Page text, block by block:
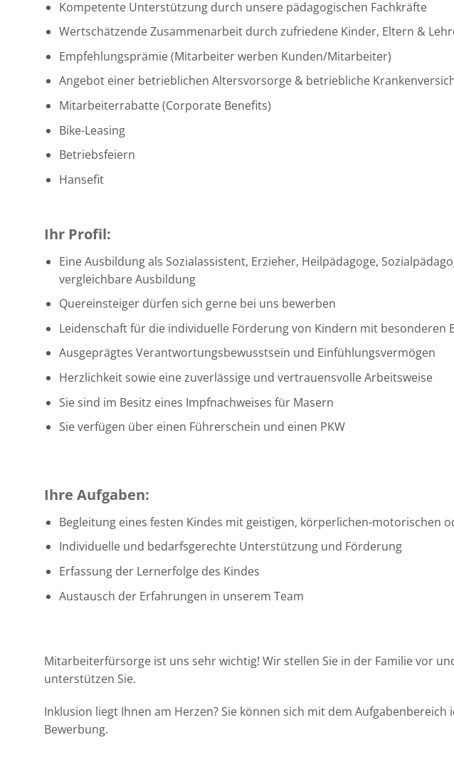
Kompetente Unterstützung durch unsere pädagogischen Fachkräfte
Wertschätzende Zusammenarbeit durch zufriedene Kinder, Eltern &
Empfehlungsprämie (Mitarbeiter werben Kunden/Mitarbeiter)
Angebot einer betrieblichen Altersvorsorge & betriebliche
Mitarbeiterrabatte (Corporate Benefits)
Bike-Leasing
Betriebsfeiern
Hansefit
Ihr Profil:
Eine Ausbildung als Sozialassistent, Erzieher, Heilpädagoge,
vergleichbare Ausbildung
Quereinsteiger dürfen sich gerne bei uns bewerben
Leidenschaft für die individuelle Förderung von Kindern mit besonderen
Ausgeprägtes Verantwortungsbewusstsein und Einfühlungsvermögen
Herzlichkeit sowie eine zuverlässige und vertrauensvolle Arbeitsweise
Sie sind im Besitz eines Impfnachweises für Masern
Sie verfügen über einen Führerschein und einen PKW
Ihre Aufgaben:
Begleitung eines festen Kindes mit geistigen, körperlichen-motorischen
Individuelle und bedarfsgerechte Unterstützung und Förderung
Erfassung der Lernerfolge des Kindes
Austausch der Erfahrungen in unserem Team
Mitarbeiterfürsorge ist uns sehr wichtig! Wir stellen Sie in der Familie vor
unterstützen Sie.
Inklusion liegt Ihnen am Herzen? Sie können sich mit dem
Bewerbung.